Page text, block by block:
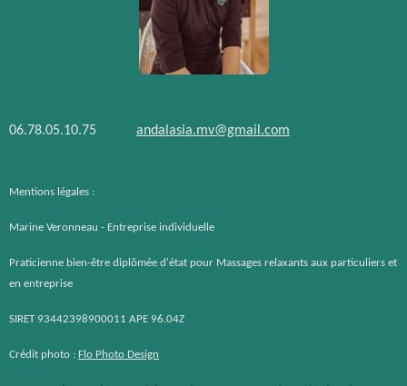
06.78.05.10.75 andalasia.mv@gmail.com
Mentions légales :
Marine Veronneau - Entreprise individuelle
Praticienne bien-être diplômée d'état pour Massages relaxants aux particuliers et
en entreprise
SIRET 93442398900011 APE 96.04Z
Crédit photo : Flo Photo Design